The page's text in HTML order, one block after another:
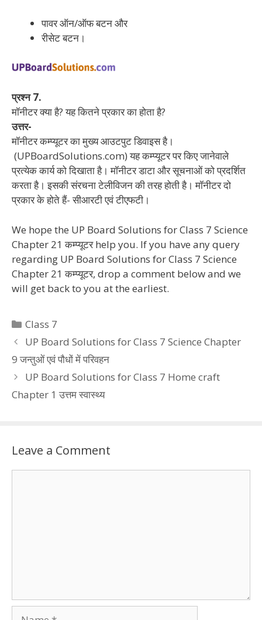
पावर ऑन/ऑफ बटन और
रीसेट बटन।
प्रश्न 7.
मॉनीटर क्या है? यह कितने प्रकार का होता है?
उत्तर-
मॉनीटर कम्प्यूटर का मुख्य आउटपुट डिवाइस है।
(UPBoardSolutions.com) यह कम्प्यूटर पर किए जानेवाले
प्रत्येक कार्य को दिखाता है। मॉनीटर डाटा और सूचनाओं को प्रदर्शित
करता है। इसकी संरचना टेलीविजन की तरह होती है। मॉनीटर दो
प्रकार के होते हैं- सीआरटी एवं टीएफटी।
We hope the UP Board Solutions for Class 7 Science
Chapter 21 कम्प्यूटर help you. If you have any query
regarding UP Board Solutions for Class 7 Science
Chapter 21 कम्प्यूटर, drop a comment below and we
will get back to you at the earliest.
Categories
Class 7
UP Board Solutions for Class 7 Science Chapter
9 जन्तुओं एवं पौधों में परिवहन
UP Board Solutions for Class 7 Home craft
Chapter 1 उत्तम स्वास्थ्य
Leave a Comment